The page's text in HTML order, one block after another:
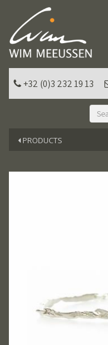
+32 (0)3 232 19 13
PRODUCTS